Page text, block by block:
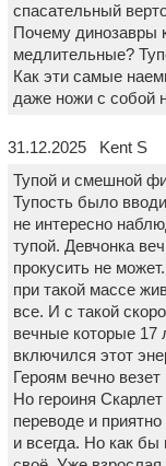
спасательный
Почему динозавры
медлительные?
Как эти самые
даже ножи с собой
31.12.2025 Kent S
Тупой и смешной
Тупость было
не интересно
тупой. Девчонка
прокусить не
при такой массе
все. И с такой
вечные которые 17
включился этот
Героям вечно
Но героиня
переводе и
и всегда. Но как